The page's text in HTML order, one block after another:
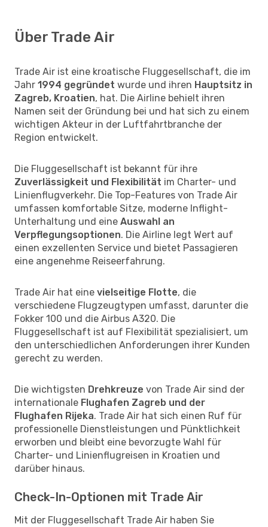
Über Trade Air
Trade Air ist eine kroatische Fluggesellschaft, die im
Jahr 1994 gegründet wurde und ihren Hauptsitz in
Zagreb, Kroatien, hat. Die Airline behielt ihren
Namen seit der Gründung bei und hat sich zu einem
wichtigen Akteur in der Luftfahrtbranche der
Region entwickelt.
Die Fluggesellschaft ist bekannt für ihre
Zuverlässigkeit und Flexibilität im Charter- und
Linienflugverkehr. Die Top-Features von Trade Air
umfassen komfortable Sitze, moderne Inflight-
Unterhaltung und eine Auswahl an
Verpflegungsoptionen. Die Airline legt Wert auf
einen exzellenten Service und bietet Passagieren
eine angenehme Reiseerfahrung.
Trade Air hat eine vielseitige Flotte, die
verschiedene Flugzeugtypen umfasst, darunter die
Fokker 100 und die Airbus A320. Die
Fluggesellschaft ist auf Flexibilität spezialisiert, um
den unterschiedlichen Anforderungen ihrer Kunden
gerecht zu werden.
Die wichtigsten Drehkreuze von Trade Air sind der
internationale Flughafen Zagreb und der
Flughafen Rijeka. Trade Air hat sich einen Ruf für
professionelle Dienstleistungen und Pünktlichkeit
erworben und bleibt eine bevorzugte Wahl für
Charter- und Linienflugreisen in Kroatien und
darüber hinaus.
Check-In-Optionen mit Trade Air
Mit der Fluggesellschaft Trade Air haben Sie